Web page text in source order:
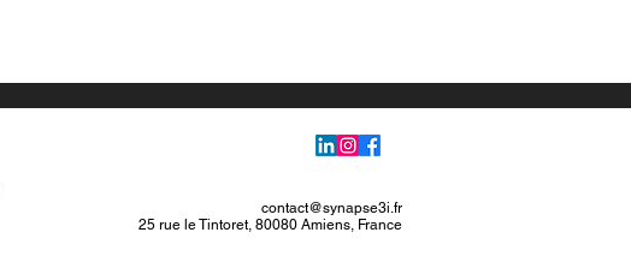
contact@synapse3i.fr
25 rue le Tintoret, 80080 Amiens, France